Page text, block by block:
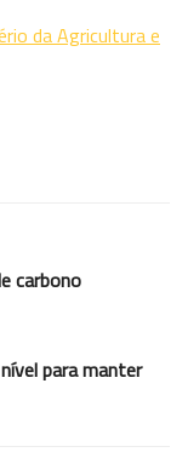
da Agricultura e
carbono
para manter